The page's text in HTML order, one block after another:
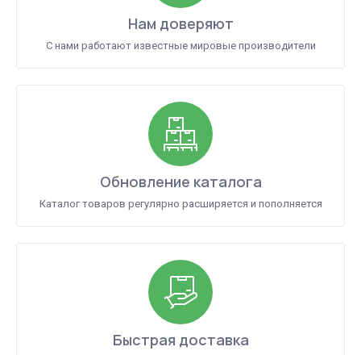
Нам доверяют
С нами работают известные мировые производители
Обновление каталога
Каталог товаров регулярно расширяется и пополняется
Быстрая доставка